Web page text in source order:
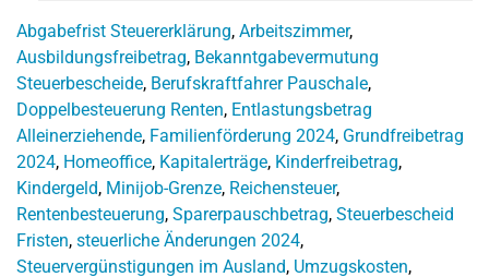
Abgabefrist Steuererklärung, Arbeitszimmer,
Ausbildungsfreibetrag, Bekanntgabevermutung
Steuerbescheide, Berufskraftfahrer Pauschale,
Doppelbesteuerung Renten, Entlastungsbetrag
Alleinerziehende, Familienförderung 2024, Grundfreibetrag
2024, Homeoffice, Kapitalerträge, Kinderfreibetrag,
Kindergeld, Minijob-Grenze, Reichensteuer,
Rentenbesteuerung, Sparerpauschbetrag, Steuerbescheid
Fristen, steuerliche Änderungen 2024,
Steuervergünstigungen im Ausland, Umzugskosten,